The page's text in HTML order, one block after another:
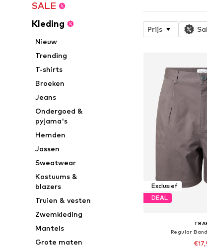
SALE
Kleding
Nieuw
Trending
T-shirts
Broeken
Jeans
Ondergoed &
pyjama's
Hemden
Jassen
Sweatwear
Kostuums &
blazers
Truien & vesten
Zwemkleding
Mantels
Grote maten
Prijs
Exclusief
DEAL
Regular